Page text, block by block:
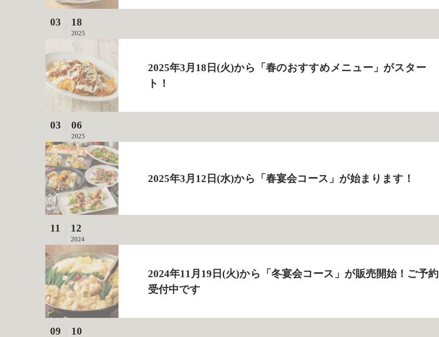
03 18
2025
2025年3月18日(火)から「春のおすすめメニュー」がスター
ト！
03 06
2025
2025年3月12日(水)から「春宴会コース」が始まります！
11 12
2024
2024年11月19日(火)から「冬宴会コース」が販売開始！ご予約
受付中です
09 10